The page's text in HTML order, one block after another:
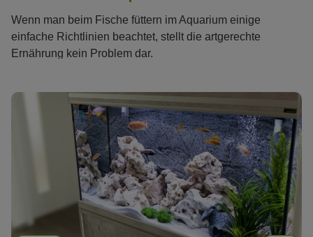
Wenn man beim Fische füttern im Aquarium einige
einfache Richtlinien beachtet, stellt die artgerechte
Ernährung kein Problem dar.